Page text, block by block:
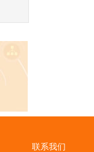
联系我们